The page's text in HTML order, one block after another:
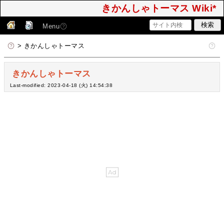
きかんしゃトーマス Wiki*
Menu
> きかんしゃトーマス
きかんしゃトーマス
Last-modified: 2023-04-18 (火) 14:54:38